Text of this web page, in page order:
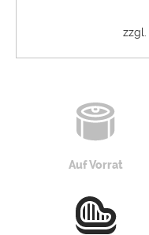
zzgl.
Auf Vorrat